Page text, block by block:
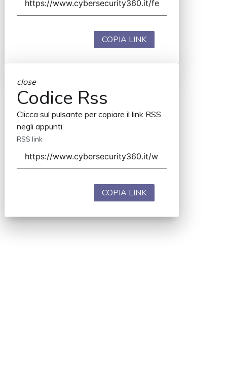
COPIA LINK
close
Codice Rss
Clicca sul pulsante per copiare il link RSS
negli appunti.
RSS link
COPIA LINK